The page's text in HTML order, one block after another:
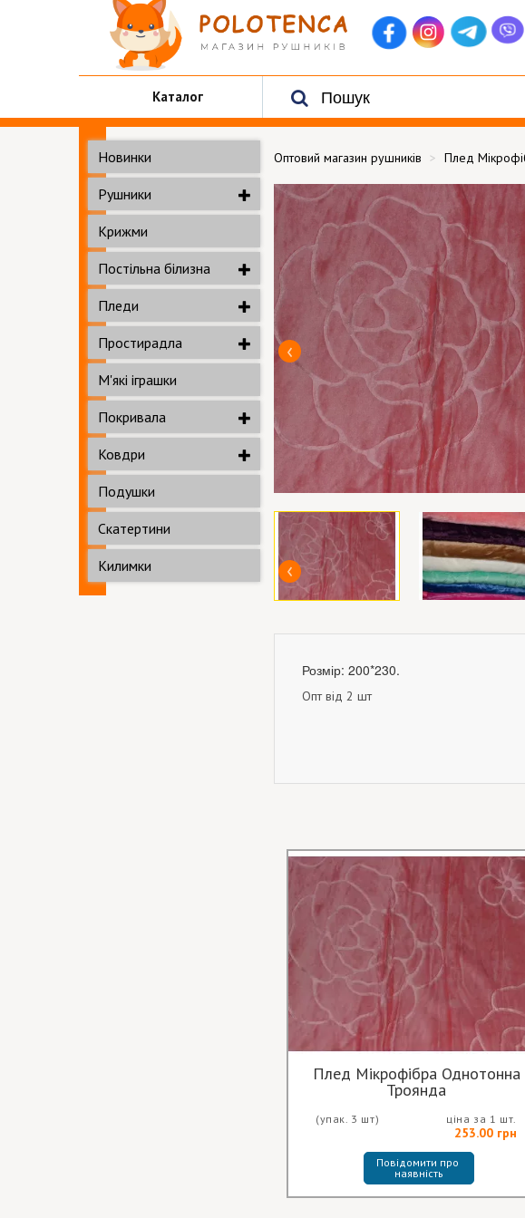
Каталог
Новинки
Рушники
Крижми
Постільна білизна
Пледи
Простирадла
М'які іграшки
Покривала
Ковдри
Подушки
Скатертини
Килимки
Оптовий магазин рушників Плед
Розмір: 200*230.
Опт від 2 шт
Плед Мікрофібра Однотонна
Троянда
(упак. 3 шт) ціна за 1 шт.
253.00 грн
Повідомити про
наявність